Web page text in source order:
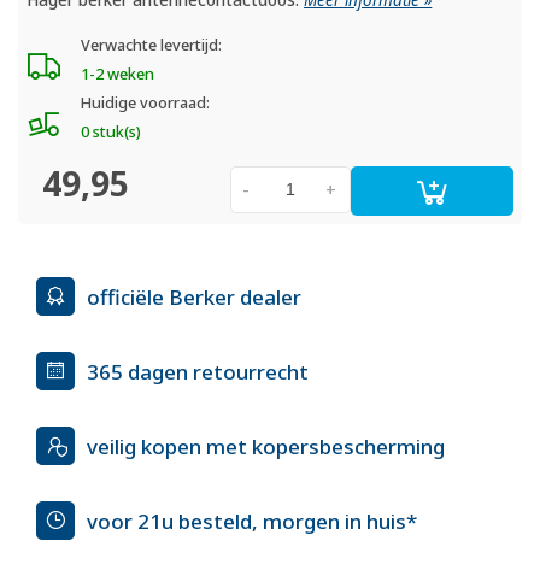
Verwachte levertijd:
1-2 weken
Huidige voorraad:
0 stuk(s)
49,95 +
-
officiële Berker dealer
365 dagen retourrecht
veilig kopen met kopersbescherming
voor 21u besteld, morgen in huis*